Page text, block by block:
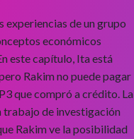
experiencias de un grupo
económicos
este capítulo, Ita está
Rakim no puede pagar
que compró a crédito. La
trabajo de investigación
Rakim ve la posibilidad